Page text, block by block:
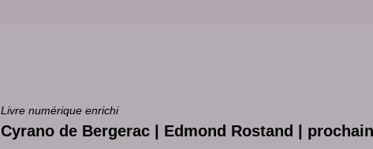
Livre numérique enrichi
Cyrano de Bergerac | Edmond Rostand |